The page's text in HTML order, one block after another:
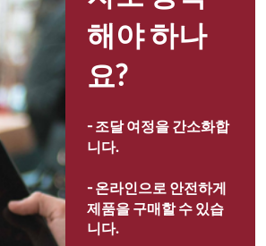
해야 하나
요?
- 조달 여정을 간소화합
니다.
- 온라인으로 안전하게
제품을 구매할 수 있습
니다.